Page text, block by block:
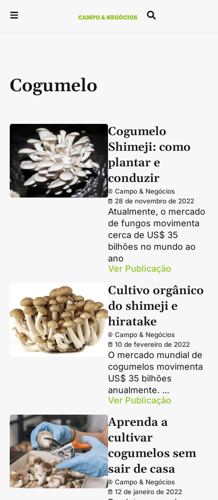
Cogumelo
Cogumelo
Shimeji: como
plantar e
conduzir
Campo & Negócios
28 de novembro de 2022
Atualmente, o mercado
de fungos movimenta
cerca de US$ 35
bilhões no mundo ao
ano
Ver Publicação
Cultivo orgânico
do shimeji e
hiratake
Campo & Negócios
10 de fevereiro de 2022
O mercado mundial de
cogumelos movimenta
US$ 35 bilhões
anualmente. ...
Ver Publicação
Aprenda a
cultivar
cogumelos sem
sair de casa
Campo & Negócios
12 de janeiro de 2022